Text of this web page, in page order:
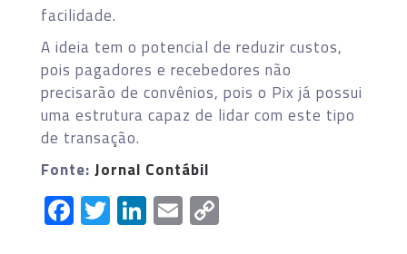
facilidade.
A ideia tem o potencial de reduzir custos,
pois pagadores e recebedores não
precisarão de convênios, pois o Pix já possui
uma estrutura capaz de lidar com este tipo
de transação.
Fonte: Jornal Contábil
Facebook
Twitter
LinkedIn
Email